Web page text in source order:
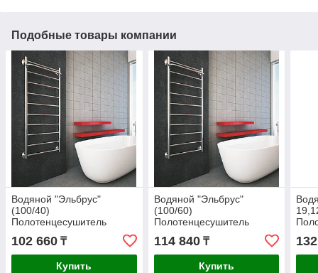
Подобные товары компании
Водяной "Эльбрус"
(100/40)
Полотенцесушитель
102 660 ₸
Купить
Водяной "Эльбрус"
(100/60)
Полотенцесушитель
114 840₸
Купить